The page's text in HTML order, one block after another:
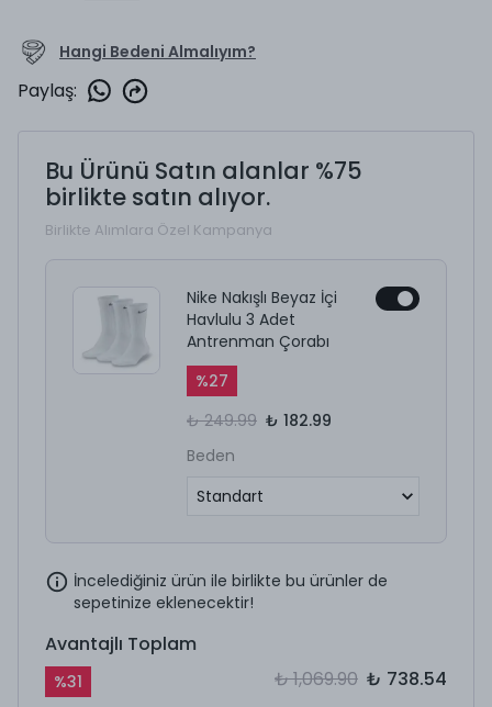
Hangi Bedeni Almalıyım?
Paylaş:
Bu Ürünü Satın alanlar %75
birlikte satın alıyor.
Birlikte Alımlara Özel Kampanya
Nike Nakışlı Beyaz İçi
Havlulu 3 Adet
Antrenman Çorabı
%27
₺ 249.99 ₺ 182.99
Beden
İncelediğiniz ürün ile birlikte bu ürünler de
sepetinize eklenecektir!
Avantajlı Toplam
%31 ₺ 1,069.90 ₺ 738.54